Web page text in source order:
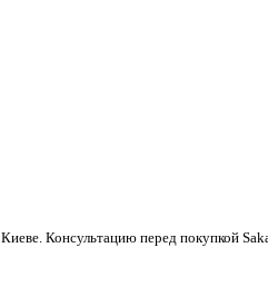
Консультацию перед покупкой